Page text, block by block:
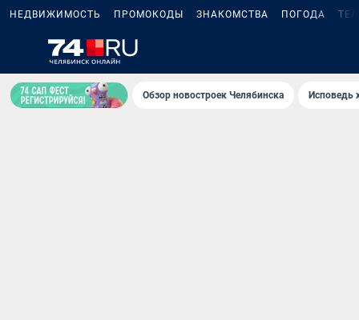
НЕДВИЖИМОСТЬ ПРОМОКОДЫ ЗНАКОМСТВА ПОГОДА
Обзор новостроек Челябинска Исповедь